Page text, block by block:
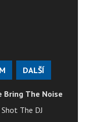
DALŠÍ
Bring The Noise
The DJ